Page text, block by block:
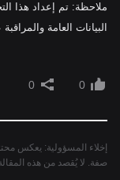
ملاحظة: تم إعداد هذا
البيانات العامة
0
0
إخلاء المسؤولية: يعكس
صفة. لا يُقصد من هذه